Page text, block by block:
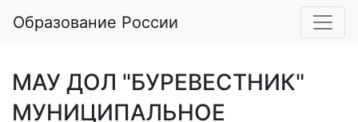
Образование России
МАУ ДОЛ "БУРЕВЕСТНИК"
МУНИЦИПАЛЬНОЕ